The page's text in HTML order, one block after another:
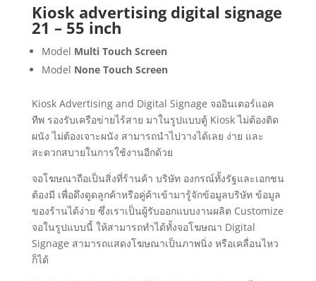
Kiosk advertising digital signage
21 – 55 inch
Model Multi Touch Screen
Model None Touch Screen
Kiosk Advertising and Digital Signage จออินเตอร์แอค
ทีพ รองรับเครือข่ายไร้สาย มาในรูปแบบตู้ Kiosk ไม่ต้องติด
ผนัง ไม่ต้องเจาะผนัง สามารถนำไปวางได้เลย ง่าย และ
สะดวกสบายในการใช้งานอีกด้วย
จอโฆษณาถือเป็นสิ่งที่ร้านค้า บริษัท องกรณ์ทั้งรัฐและเอกชน
ต้องมี เพื่อดึงดูดลูกค้าหรือคู่ค้าเข้ามารู้จักข้อมูลบริษัท ข้อมูล
ของร้านได้ง่าย ซึ่งเราเป็นผู้รับออกแบบงานผลิต Customize
จอในรูปแบบนี้ ให้สามารถทำได้ทั้งจอโฆษณา Digital
Signage สามารถแสดงโฆษณาเป็นภาพนิ่ง หรือเคลื่อนไหว
ก็ได้